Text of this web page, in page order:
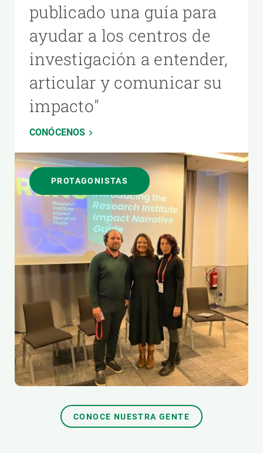
publicado una guía para
ayudar a los centros de
investigación a entender,
articular y comunicar su
impacto"
CONÓCENOS
PROTAGONISTAS
CONOCE NUESTRA GENTE